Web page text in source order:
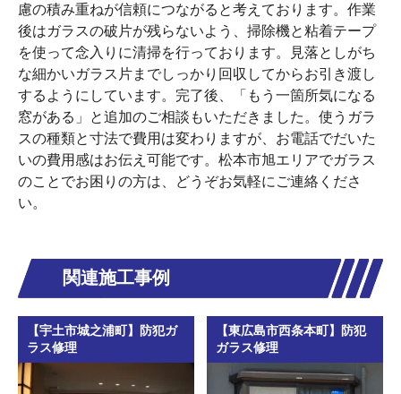
慮の積み重ねが信頼につながると考えております。作業
後はガラスの破片が残らないよう、掃除機と粘着テープ
を使って念入りに清掃を行っております。見落としがち
な細かいガラス片までしっかり回収してからお引き渡し
するようにしています。完了後、「もう一箇所気になる
窓がある」と追加のご相談もいただきました。使うガラ
スの種類と寸法で費用は変わりますが、お電話でだいた
いの費用感はお伝え可能です。松本市旭エリアでガラス
のことでお困りの方は、どうぞお気軽にご連絡くださ
い。
関連施工事例
【宇土市城之浦町】防犯ガ
ラス修理
【東広島市西条本町】防犯
ガラス修理